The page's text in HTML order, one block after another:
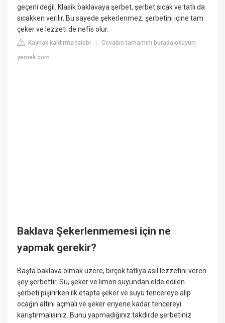
geçerli değil. Klasik baklavaya şerbet, şerbet sıcak ve tatlı da
sıcakken verilir. Bu sayede şekerlenmez, şerbetini içine tam
çeker ve lezzeti de nefis olur.
Kaynak kaldırma talebi |Cevabın tamamını burada okuyun:
yemek.com
Baklava Şekerlenmemesi için ne
yapmak gerekir?
Başta baklava olmak üzere, birçok tatlıya asıl lezzetini veren
şey şerbettir. Su, şeker ve limon suyundan elde edilen
şerbeti pişirirken ilk etapta şeker ve suyu tencereye alıp
ocağın altını açmalı ve şeker eriyene kadar tencereyi
karıştırmalısınız. Bunu yapmadığınız takdirde şerbetiniz